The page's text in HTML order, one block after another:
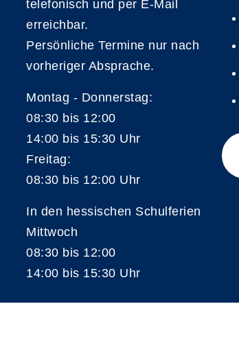
telefonisch und per E-Mail
erreichbar.
Persönliche Termine nur nach
vorheriger Absprache.
Montag - Donnerstag:
08:30 bis 12:00
14:00 bis 15:30 Uhr
Freitag:
08:30 bis 12:00 Uhr
In den hessischen Schulferien
Mittwoch
08:30 bis 12:00
14:00 bis 15:30 Uhr